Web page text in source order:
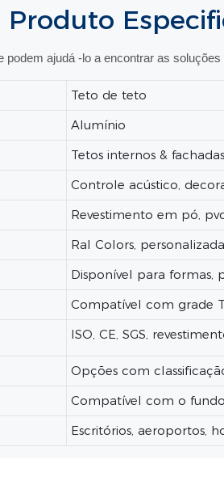
Produto
ajudá -lo a encontrar as
Teto de teto
Alumínio
Tetos internos &
Controle acústico,
Revestimento em pó,
Ral Colors,
Disponível para formas,
Compatível com grade
ISO, CE, SGS,
Opções com
Compatível com o
Escritórios, aeroportos,